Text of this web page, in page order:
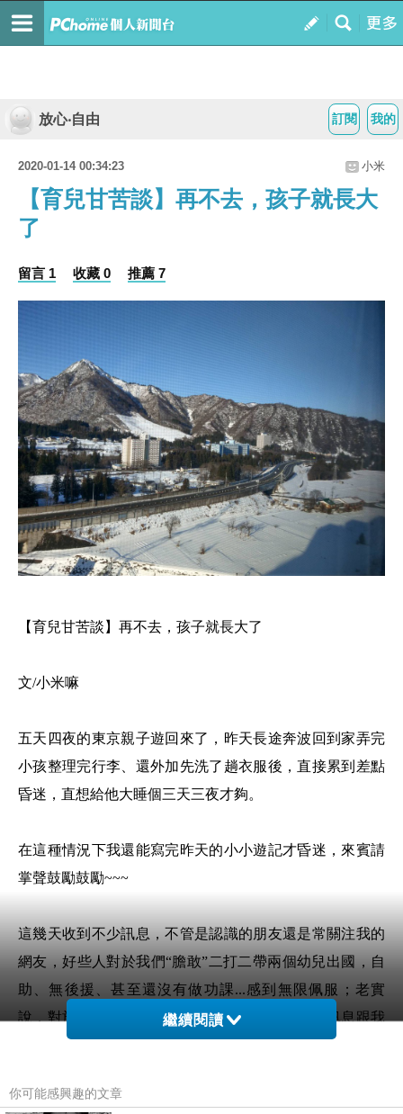
我的
訂閱
放心‧自由
2020-01-14 00:34:23 小米
【育兒甘苦談】再不去，孩子就長大
了
留言 1 收藏 0 推薦 7
【育兒甘苦談】再不去，孩子就長大了
文/小米嘛
五天四夜的東京親子遊回來了，昨天長途奔波回到家弄完
小孩整理完行李、還外加先洗了趟衣服後，直接累到差點
昏迷，直想給他大睡個三天三夜才夠。
在這種情況下我還能寫完昨天的小小遊記才昏迷，來賓請
掌聲鼓勵鼓勵~~~
這幾天收到不少訊息，不管是認識的朋友還是常關注我的
網友，好些人對於我們“膽敢”二打二帶兩個幼兒出國，自
助、無後援、甚至還沒有做功課...感到無限佩服；老實
說，對於這些佩服我有些驚訝，甚至還有友人傳訊息跟我
繼續閱讀
你可能感興趣的文章